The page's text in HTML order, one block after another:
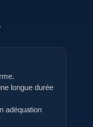
longue durée
adéquation